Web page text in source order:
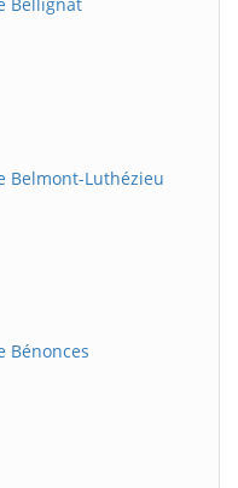
Belmont-Luthézieu
Bénonces